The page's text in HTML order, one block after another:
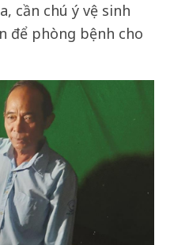
cần chú ý vệ sinh
để phòng bệnh cho